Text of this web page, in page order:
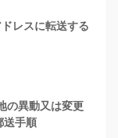
レスに転送する
の異動又は変更
送手順